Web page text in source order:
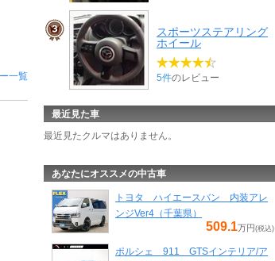
一覧
スポーツステアリング
ホイール
5件のレビュー
最近見た車
最近見たクルマはありません。
あなたにオススメの中古車
トヨタ ハイエースバン 内装アレ
ンジVer4（千葉県）
509.1万円(税込)
ポルシェ 911 GTSインテリア/ア